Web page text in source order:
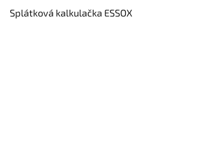
Splátková kalkulačka ESSOX